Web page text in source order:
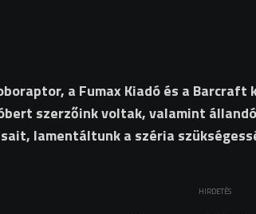
a Fumax Kiadó és a
szerzőink voltak, valamint
lamentáltunk a széria
HIRDETÉS